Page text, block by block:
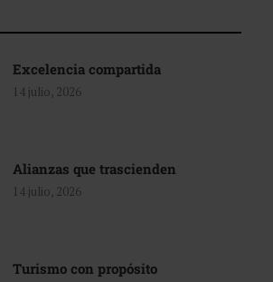
Excelencia compartida
14 julio, 2026
Alianzas que trascienden
14 julio, 2026
Turismo con propósito